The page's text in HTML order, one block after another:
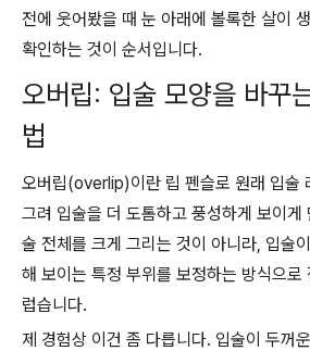
전에 웃어봤을 때 눈 아래에 볼록한 살이
확인하는 것이 순서입니다.
오버립: 입술 모양을 바꾸
법
오버립(overlip)이란 립 펜슬로 원래 입술
그려 입술을 더 도톰하고 풍성하게 보이게
술 전체를 크게 그리는 것이 아니라, 입술
해 보이는 특정 부위를 보정하는 방식으로
럽습니다.
제 경험상 이건 좀 다릅니다. 입술이 두꺼